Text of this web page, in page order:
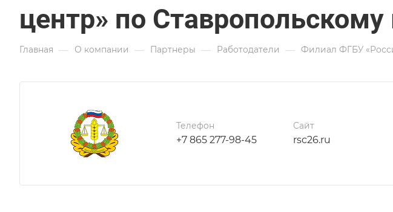
центр» по
Главная — О компании — Партнеры — Работодатели — Филиал ФГБУ
Телефон
+7 865 277-98-45
Сайт
rsc26.ru